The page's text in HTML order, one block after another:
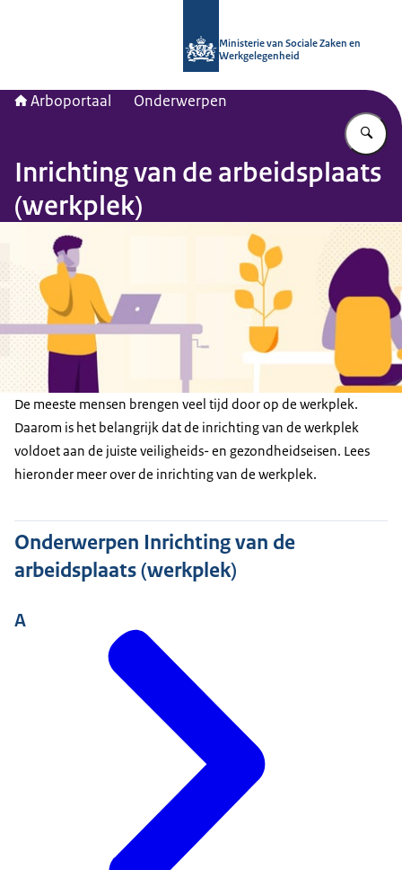
Ministerie van Sociale Zaken en
Werkgelegenheid
Arboportaal Onderwerpen
Inrichting van de arbeidsplaats
(werkplek)
De meeste mensen brengen veel tijd door op de werkplek.
Daarom is het belangrijk dat de inrichting van de werkplek
voldoet aan de juiste veiligheids- en gezondheidseisen. Lees
hieronder meer over de inrichting van de werkplek.
Onderwerpen Inrichting van de
arbeidsplaats (werkplek)
A